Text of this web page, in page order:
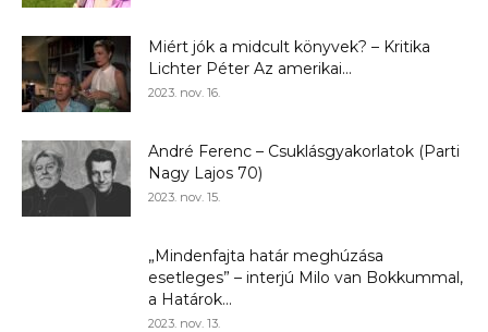
Miért jók a midcult könyvek? – Kritika
Lichter Péter Az amerikai...
2023. nov. 16.
André Ferenc – Csuklásgyakorlatok (Parti
Nagy Lajos 70)
2023. nov. 15.
„Mindenfajta határ meghúzása
esetleges” – interjú Milo van Bokkummal,
a Határok...
2023. nov. 13.